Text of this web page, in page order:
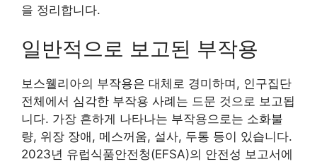
을 정리합니다.
일반적으로 보고된 부작용
보스웰리아의 부작용은 대체로 경미하며, 인구집단
전체에서 심각한 부작용 사례는 드문 것으로 보고됩
니다. 가장 흔하게 나타나는 부작용으로는 소화불
량, 위장 장애, 메스꺼움, 설사, 두통 등이 있습니다.
2023년 유럽식품안전청(EFSA)의 안전성 보고서에